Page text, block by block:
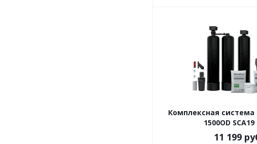
Комплексная система
1500OD SCA19
11 199